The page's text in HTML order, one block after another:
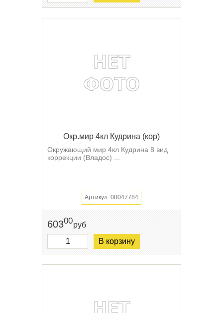
Окр.мир 4кл Кудрина (кор)
Окружающий мир 4кл Кудрина 8 вид
коррекции (Владос) ...
Артикул: 00047784
60300руб
В корзину